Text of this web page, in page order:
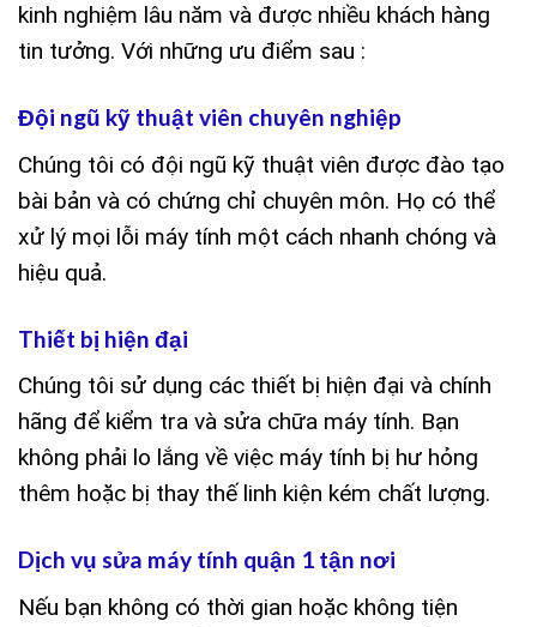
kinh nghiệm lâu năm và được nhiều khách hàng
tin tưởng. Với những ưu điểm sau :
Đội ngũ kỹ thuật viên chuyên nghiệp
Chúng tôi có đội ngũ kỹ thuật viên được đào tạo
bài bản và có chứng chỉ chuyên môn. Họ có thể
xử lý mọi lỗi máy tính một cách nhanh chóng và
hiệu quả.
Thiết bị hiện đại
Chúng tôi sử dụng các thiết bị hiện đại và chính
hãng để kiểm tra và sửa chữa máy tính. Bạn
không phải lo lắng về việc máy tính bị hư hỏng
thêm hoặc bị thay thế linh kiện kém chất lượng.
Dịch vụ sửa máy tính quận 1 tận nơi
Nếu bạn không có thời gian hoặc không tiện